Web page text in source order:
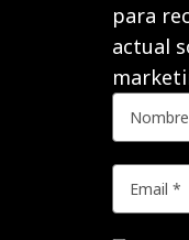
para
actual